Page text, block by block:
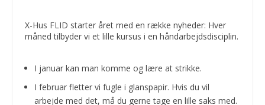
X-Hus FLID starter året med en række nyheder: Hver
måned tilbyder vi et lille kursus i en håndarbejdsdisciplin.
I januar kan man komme og lære at strikke.
I februar fletter vi fugle i glanspapir. Hvis du vil
arbejde med det, må du gerne tage en lille saks med.